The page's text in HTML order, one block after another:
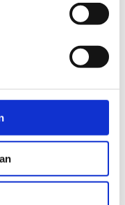
hervulbaar bij de